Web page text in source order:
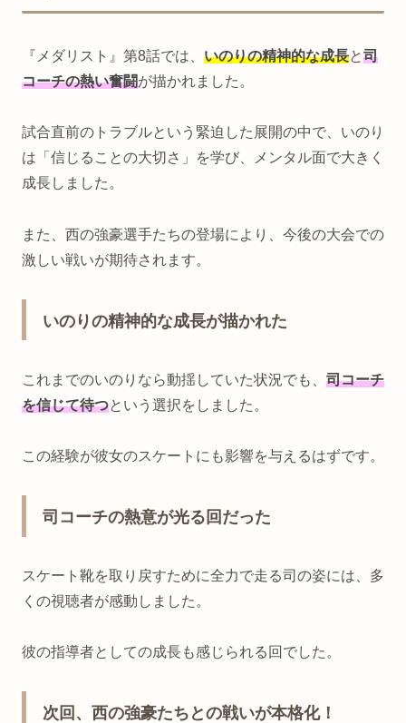
『メダリスト』第8話では、 いのりの精神的な成長と司
コーチの熱い奮闘が描かれました。
試合直前のトラブルという緊迫した展開の中で、いのり
は「信じることの大切さ」を学び、メンタル面で大きく
成長しました。
また、西の強豪選手たちの登場により、今後の大会での
激しい戦いが期待されます。
いのりの精神的な成長が描かれた
これまでのいのりなら動揺していた状況でも、 司コーチ
を信じて待つという選択をしました。
この経験が彼女のスケートにも影響を与えるはずです。
司コーチの熱意が光る回だった
スケート靴を取り戻すために全力で走る司の姿には、多
くの視聴者が感動しました。
彼の指導者としての成長も感じられる回でした。
次回、西の強豪たちとの戦いが本格化！